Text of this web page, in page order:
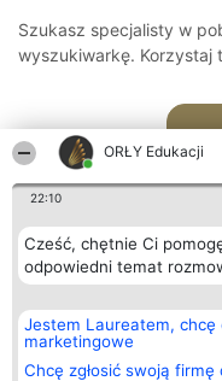
ORŁY Edukacji
22:10
Cześć, chętnie Ci
odpowiedni temat
Jestem Laureatem, chcę
marketingowe
Chcę zgłosić swoją firmę
Szukasz specjalisty w
wyszukiwarkę. Korzystaj
Organizator plebiscytu
Bright Side Solutions sp. z o.
o. sp. k.
ul. Ruska 22